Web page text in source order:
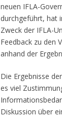
neuen IFLA-
durchgeführt, hat
Zweck der IFLA-
Feedback zu den
anhand der
Die Ergebnisse
es viel
Diskussion über